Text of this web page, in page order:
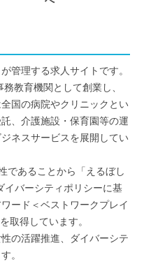
管理する求人サイトです。
教育機関として創業し、
国の病院やクリニックとい
、介護施設・保育園等の運
ネスサービスを展開してい
であることから「えるぼし
イバーシティポリシーに基
ード＜ベストワークプレイ
取得しています。
の活躍推進、ダイバーシテ
。